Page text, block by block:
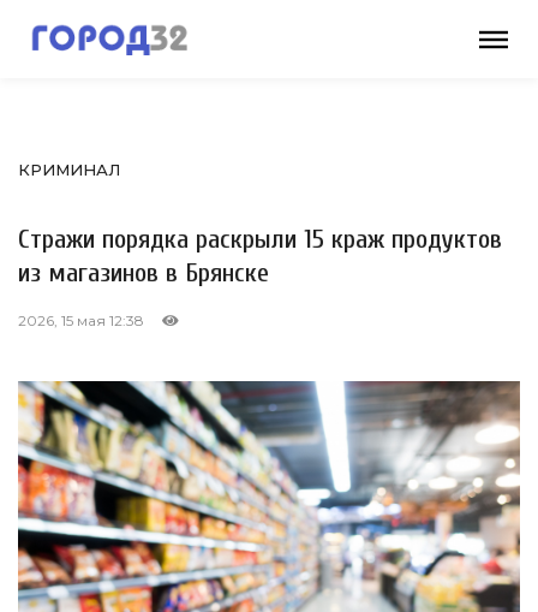
КРИМИНАЛ
Стражи порядка раскрыли 15 краж продуктов
из магазинов в Брянске
2026, 15 мая 12:38